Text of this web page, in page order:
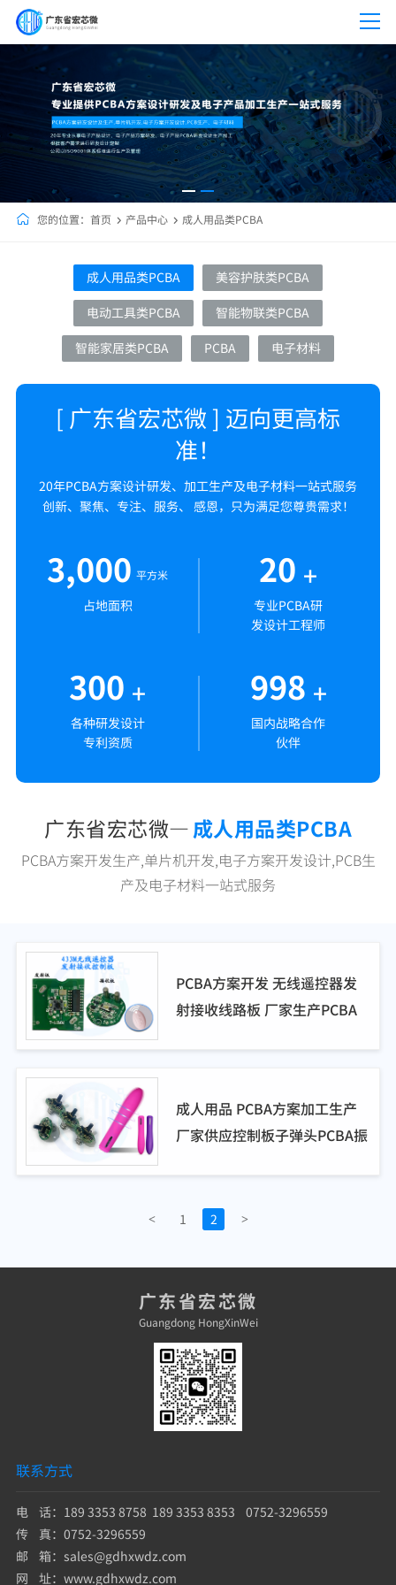
您的位置： 首页 产品中心 成人用品类PCBA
成人用品类PCBA
美容护肤类PCBA
电动工具类PCBA
智能物联类PCBA
智能家居类PCBA
PCBA 电子材料
[ 广东省宏芯微 ] 迈向更高标
准！
20年PCBA方案设计研发、加工生产及电子材料一站式服务
创新、聚焦、专注、服务、 感恩，只为满足您尊贵需求！
3,000 平方米
占地面积
20 +
专业PCBA研
发设计工程师
300 +
各种研发设计
专利资质
998 +
国内战略合作
伙伴
广东省宏芯微—成人用品类PCBA
PCBA方案开发生产,单片机开发,电子方案开发设计,PCB生
产及电子材料一站式服务
PCBA方案开发 无线遥控器发
射接收线路板 厂家生产PCBA
成人用品 PCBA方案加工生产
厂家供应控制板子弹头PCBA振
< 1 2 >
广东省宏芯微
Guangdong HongXinWei
联系方式
电 话：189 3353 8758 189 3353 8353 0752-3296559
传 真：0752-3296559
邮 箱：sales@gdhxwdz.com
网 址：www.gdhxwdz.com